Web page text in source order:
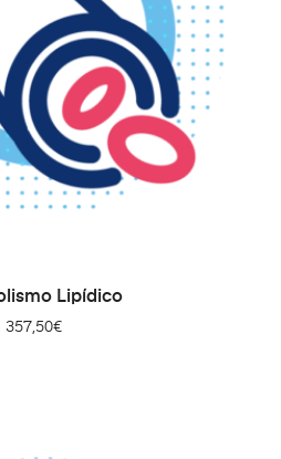
AL CARRITO
Lipídico
357,50€